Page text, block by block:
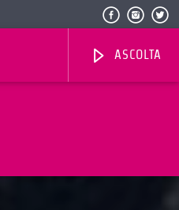
ASCOLTA